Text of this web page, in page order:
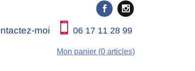
moi 06 17 11 28 99
Mon panier (0 articles)